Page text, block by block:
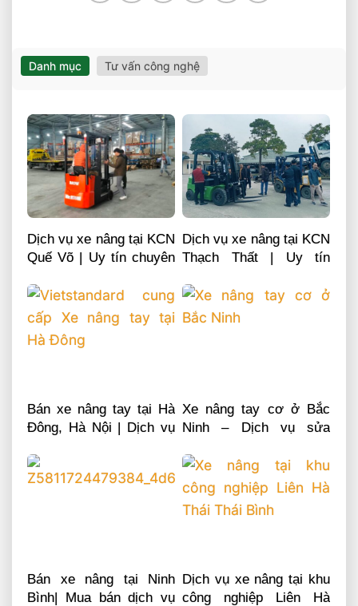
Danh mục Tư vấn công nghệ
Dịch vụ xe nâng tại KCN
Quế Võ | Uy tín chuyên
Dịch vụ xe nâng tại KCN
Thạch Thất | Uy tín
0868481555
Bán xe nâng tay tại Hà
Đông, Hà Nội | Dịch vụ
Xe nâng tay cơ ở Bắc
Ninh – Dịch vụ sửa
Bán xe nâng tại Ninh
Bình| Mua bán dịch vụ
Dịch vụ xe nâng tại khu
công nghiệp Liên Hà